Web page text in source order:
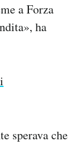
a Forza
ha
sperava che